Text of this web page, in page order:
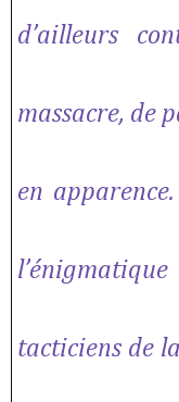
d’ailleurs
massacre, de
en
tacticiens de